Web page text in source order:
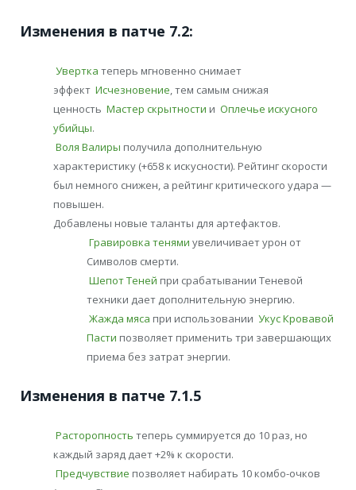
Изменения в патче 7.2:
Увертка теперь мгновенно снимает
эффект Исчезновение, тем самым снижая
ценность Мастер скрытности и Оплечье искусного
убийцы.
Воля Валиры получила дополнительную
характеристику (+658 к искусности). Рейтинг скорости
был немного снижен, а рейтинг критического удара —
повышен.
Добавлены новые таланты для артефактов.
Гравировка тенями увеличивает урон от
Символов смерти.
Шепот Теней при срабатывании Теневой
техники дает дополнительную энергию.
Жажда мяса при использовании Укус Кровавой
Пасти позволяет применить три завершающих
приема без затрат энергии.
Изменения в патче 7.1.5
Расторопность теперь суммируется до 10 раз, но
каждый заряд дает +2% к скорости.
Предчувствие позволяет набирать 10 комбо-очков